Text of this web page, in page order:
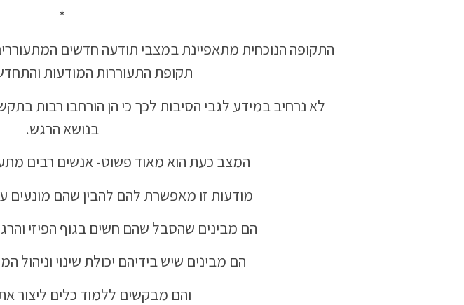
*
התקופה הנוכחית מתאפיינת במצבי תודעה חדשים
תקופת התעוררות המודעות
לא נרחיב במידע לגבי הסיבות לכך כי הן הורחבו רבות
בנושא הרגש.
המצב כעת הוא מאוד פשוט- אנשים רבים
מודעות זו מאפשרת להם להבין שהם מונעים
הם מבינים שהסבל שהם חשים בגוף הפיזי
הם מבינים שיש בידיהם יכולת שינוי וניהול
והם מבקשים ללמוד כלים ליצור את